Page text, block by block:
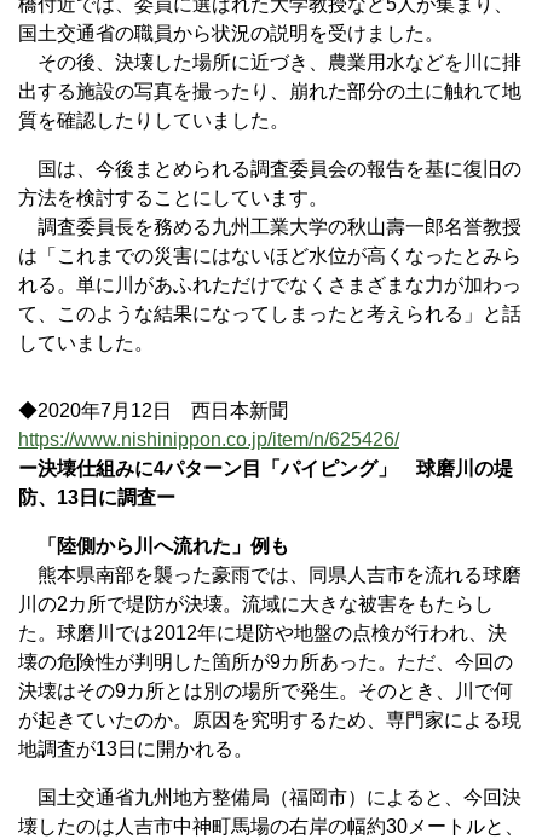
国土交通省の職員から状況の説明を受けました。
その後、決壊した場所に近づき、農業用水などを川に排
出する施設の写真を撮ったり、崩れた部分の土に触れて地
質を確認したりしていました。
国は、今後まとめられる調査委員会の報告を基に復旧の
方法を検討することにしています。
調査委員長を務める九州工業大学の秋山壽一郎名誉教授
は「これまでの災害にはないほど水位が高くなったとみら
れる。単に川があふれただけでなくさまざまな力が加わっ
て、このような結果になってしまったと考えられる」と話
していました。
◆2020年7月12日 西日本新聞
https://www.nishinippon.co.jp/item/n/625426/
ー決壊仕組みに4パターン目「パイピング」 球磨川の堤
防、13日に調査ー
「陸側から川へ流れた」例も
熊本県南部を襲った豪雨では、同県人吉市を流れる球磨
川の2カ所で堤防が決壊。流域に大きな被害をもたらし
た。球磨川では2012年に堤防や地盤の点検が行われ、決
壊の危険性が判明した箇所が9カ所あった。ただ、今回の
決壊はその9カ所とは別の場所で発生。そのとき、川で何
が起きていたのか。原因を究明するため、専門家による現
地調査が13日に開かれる。
国土交通省九州地方整備局（福岡市）によると、今回決
壊したのは人吉市中神町馬場の右岸の幅約30メートルと、